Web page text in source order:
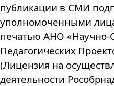
публикации в СМИ
уполномоченными
печатью АНО «Научно-
Педагогических
(Лицензия на
деятельности